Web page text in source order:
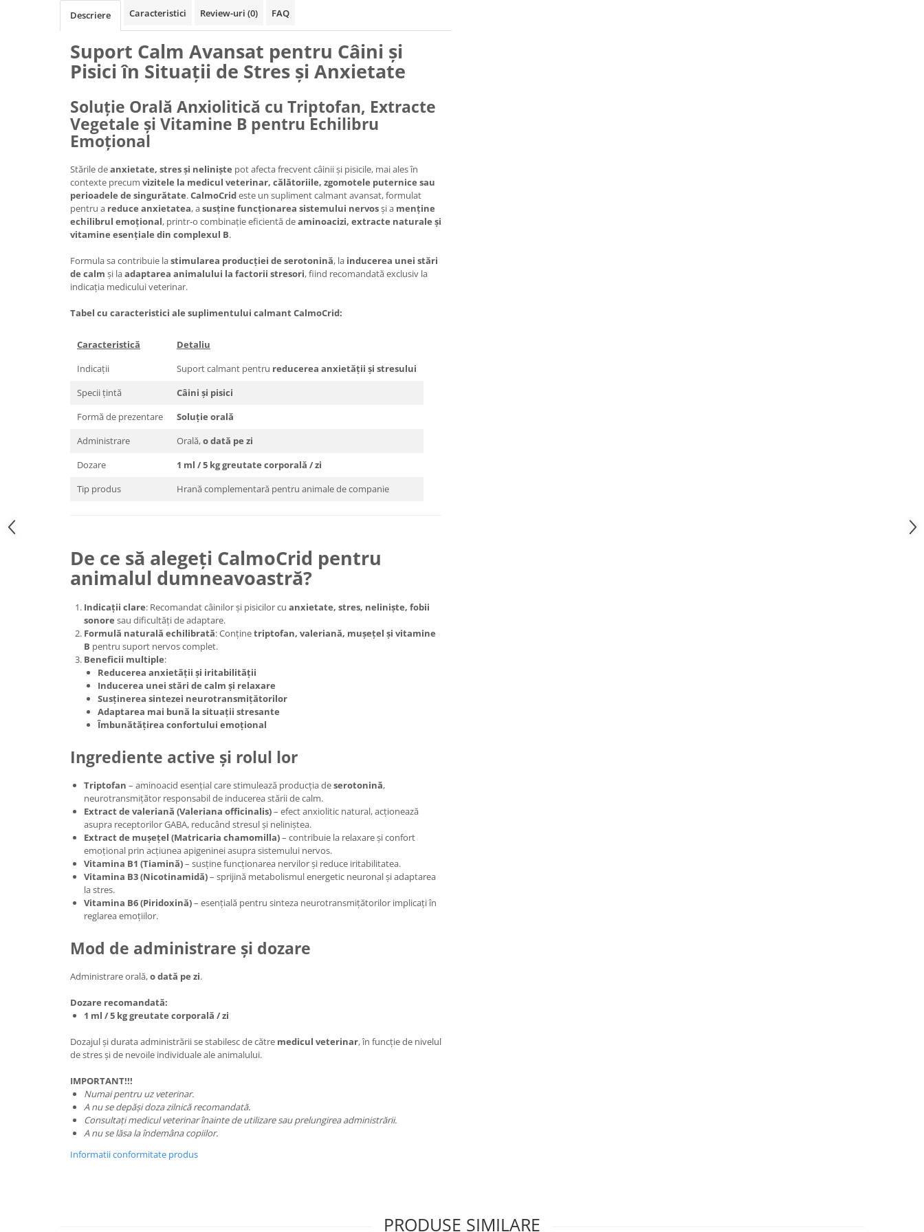
Descriere Caracteristici Review-uri (0) FAQ
Suport Calm Avansat pentru Câini și
Pisici în Situații de Stres și Anxietate
Soluție Orală Anxiolitică cu Triptofan, Extracte
Vegetale și Vitamine B pentru Echilibru
Emoțional
Stările deanxietate, stres și neliniște pot afecta frecvent câinii și pisicile, mai ales în
contexte precum vizitele la medicul veterinar, călătoriile, zgomotele puternice sau
perioadele de singurătate.CalmoCrideste un supliment calmant avansat, formulat
pentru a reduce anxietatea, asusține funcționarea sistemului nervosși a menține
echilibrul emoțional, printr-o combinație eficientă deaminoacizi, extracte naturale și
vitamine esențiale din complexul B.
Formula sa contribuie lastimularea producției de serotonină, la inducerea unei stări
de calm și laadaptarea animalului la factorii stresori, fiind recomandată exclusiv la
indicația medicului veterinar.
Tabel cu caracteristici ale suplimentului calmant CalmoCrid:
Caracteristică
Detaliu
Indicații
Suport calmant pentru reducerea anxietății și stresului
Specii țintă
Câini și pisici
Formă de prezentare
Soluție orală
Administrare
Orală,o dată pe zi
Dozare
1 ml / 5 kg greutate corporală / zi
Tip produs
Hrană complementară pentru animale de companie
De ce să alegeți CalmoCrid pentru
animalul dumneavoastră?
Indicații clare: Recomandat câinilor și pisicilor cu anxietate, stres, neliniște, fobii
sonore sau dificultăți de adaptare.
Formulă naturală echilibrată: Conținetriptofan, valeriană, mușețel și vitamine
B pentru suport nervos complet.
Beneficii multiple:
Reducerea anxietății și iritabilității
Inducerea unei stări de calm și relaxare
Susținerea sintezei neurotransmițătorilor
Adaptarea mai bună la situații stresante
Îmbunătățirea confortului emoțional
Ingrediente active și rolul lor
Triptofan – aminoacid esențial care stimulează producția deserotonină,
neurotransmițător responsabil de inducerea stării de calm.
Extract de valeriană (Valeriana officinalis)– efect anxiolitic natural, acționează
asupra receptorilor GABA, reducând stresul și neliniștea.
Extract de mușețel (Matricaria chamomilla)– contribuie la relaxare și confort
emoțional prin acțiunea apigeninei asupra sistemului nervos.
Vitamina B1 (Tiamină)– susține funcționarea nervilor și reduce iritabilitatea.
Vitamina B3 (Nicotinamidă)– sprijină metabolismul energetic neuronal și adaptarea
la stres.
Vitamina B6 (Piridoxină)– esențială pentru sinteza neurotransmițătorilor implicați în
reglarea emoțiilor.
Mod de administrare și dozare
Administrare orală,o dată pe zi.
Dozare recomandată:
1 ml / 5 kg greutate corporală / zi
Dozajul și durata administrării se stabilesc de către medicul veterinar, în funcție de nivelul
de stres și de nevoile individuale ale animalului.
IMPORTANT!!!
Numai pentru uz veterinar.
A nu se depăși doza zilnică recomandată.
Consultați medicul veterinar înainte de utilizare sau prelungirea administrării.
A nu se lăsa la îndemâna copiilor.
Informatii conformitate produs
PRODUSE SIMILARE